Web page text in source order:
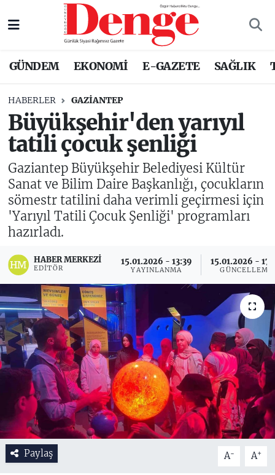
GÜNDEM EKONOMİ E-GAZETE SAĞLIK
HABERLER GAZIANTEP
Büyükşehir'den yarıyıl
tatili çocuk şenliği
Gaziantep Büyükşehir Belediyesi Kültür
Sanat ve Bilim Daire Başkanlığı, çocukların
sömestr tatilini daha verimli geçirmesi için
'Yarıyıl Tatili Çocuk Şenliği' programları
hazırladı.
HABER MERKEZI
EDITÖR
15.01.2026 - 13:39
YAYINLANMA
15.01.2026 -
GÜNCELLEME
Paylaş A- A+
Nöbetçi Eczaneler
Trafik Durumu
Süper Lig Puan Durumu ve Fikstür
Tüm Manşetler
Son Dakika Haberleri
Haber Arşivi